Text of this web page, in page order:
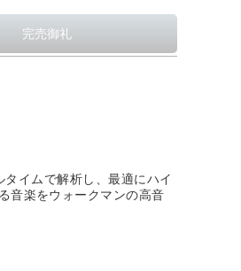
イムで解析し、最適にハイ
音楽をウォークマンの高音